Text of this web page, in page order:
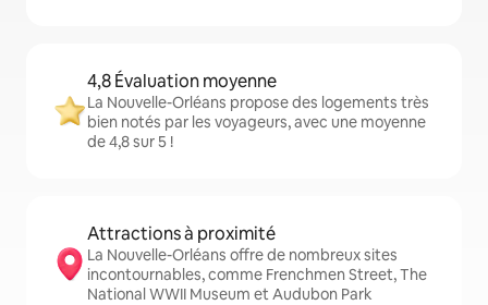
4,8 Évaluation moyenne
La Nouvelle-Orléans propose des logements très
bien notés par les voyageurs, avec une moyenne
de 4,8 sur 5 !
Attractions à proximité
La Nouvelle-Orléans offre de nombreux sites
incontournables, comme Frenchmen Street, The
National WWII Museum et Audubon Park